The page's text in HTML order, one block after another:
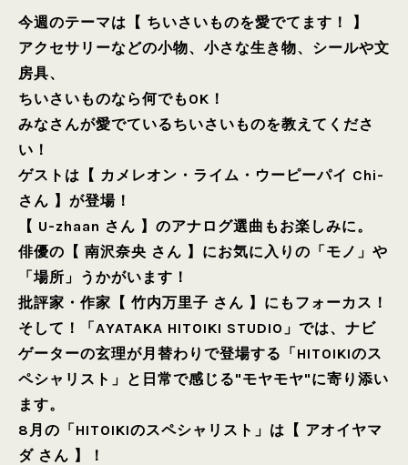
今週のテーマは【 ちいさいものを愛でてます！ 】
アクセサリーなどの小物、小さな生き物、シールや文
房具、
ちいさいものなら何でもOK！
みなさんが愛でているちいさいものを教えてくださ
い！
ゲストは【 カメレオン・ライム・ウーピーパイ Chi-
さん 】が登場！
【 U-zhaan さん 】のアナログ選曲もお楽しみに。
俳優の【 南沢奈央 さん 】にお気に入りの「モノ」や
「場所」うかがいます！
批評家・作家【 竹内万里子 さん 】にもフォーカス！
そして！「AYATAKA HITOIKI STUDIO」では、ナビ
ゲーターの玄理が月替わりで登場する「HITOIKIのス
ペシャリスト」と日常で感じる"モヤモヤ"に寄り添い
ます。
8月の「HITOIKIのスペシャリスト」は【 アオイヤマ
ダ さん 】！